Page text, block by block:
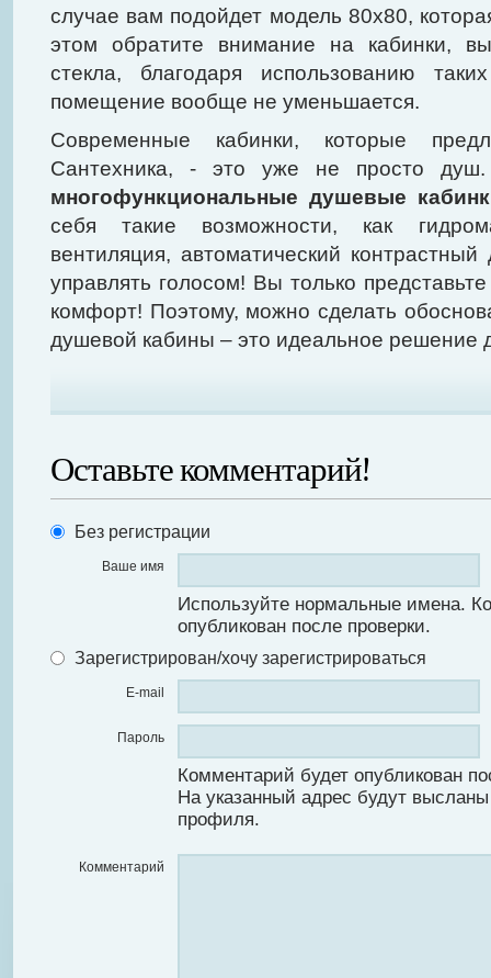
случае вам подойдет модель 80х80,
этом обратите внимание на кабинки,
стекла, благодаря использованию
помещение вообще не уменьшается.
Современные кабинки, которые
Сантехника, - это уже не просто
многофункциональные душевые
себя такие возможности, как
вентиляция, автоматический
управлять голосом! Вы только
комфорт! Поэтому, можно сделать
душевой кабины – это идеальное решение
Оставьте комментарий!
Без регистрации
Ваше имя
Используйте нормальные имена.
опубликован после проверки.
Зарегистрирован/хочу зарегистрироваться
E-mail
Пароль
Комментарий будет опубликован
На указанный адрес будут
профиля.
Комментарий